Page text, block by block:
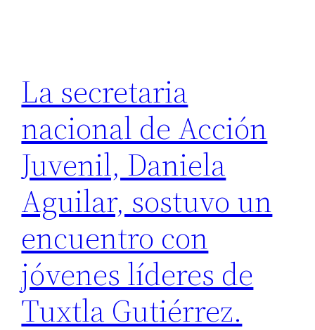
La secretaria
nacional de Acción
Juvenil, Daniela
Aguilar, sostuvo un
encuentro con
jóvenes líderes de
Tuxtla Gutiérrez.